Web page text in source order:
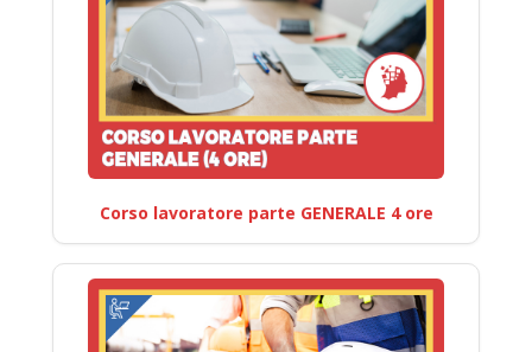
Corso lavoratore parte GENERALE 4 ore